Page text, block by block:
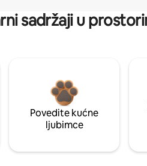
sadržaji u
Povedite kućne
ljubimce